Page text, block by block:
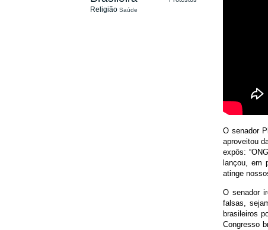
O senador
aproveitou
expôs:
lançou, em
atinge
O senador
falsas,
brasileiros
Congresso
Religião Saúde